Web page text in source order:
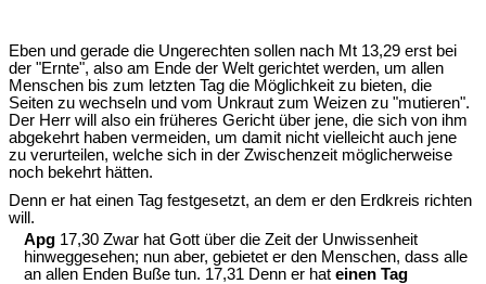
Eben und gerade die Ungerechten sollen nach Mt 13,29 erst bei
der "Ernte", also am Ende der Welt gerichtet werden, um allen
Menschen bis zum letzten Tag die Möglichkeit zu bieten, die
Seiten zu wechseln und vom Unkraut zum Weizen zu "mutieren".
Der Herr will also ein früheres Gericht über jene, die sich von ihm
abgekehrt haben vermeiden, um damit nicht vielleicht auch jene
zu verurteilen, welche sich in der Zwischenzeit möglicherweise
noch bekehrt hätten.
Denn er hat einen Tag festgesetzt, an dem er den Erdkreis richten
will.
Apg 17,30 Zwar hat Gott über die Zeit der Unwissenheit
hinweggesehen; nun aber, gebietet er den Menschen, dass alle
an allen Enden Buße tun. 17,31 Denn er hat einen Tag